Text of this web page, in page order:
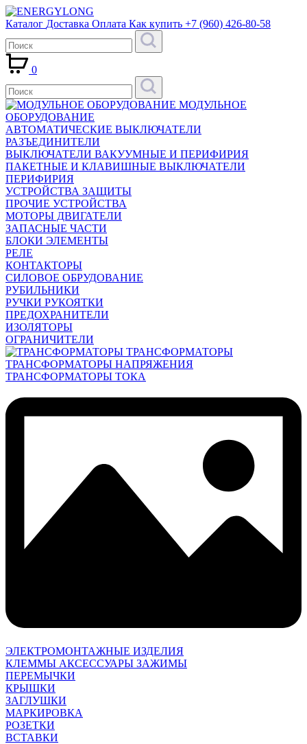
Каталог Доставка Оплата Как купить +7 (960) 426-80-58
0
МОДУЛЬНОЕ
ОБОРУДОВАНИЕ
АВТОМАТИЧЕСКИЕ ВЫКЛЮЧАТЕЛИ
РАЗЪЕДИНИТЕЛИ
ВЫКЛЮЧАТЕЛИ ВАКУУМНЫЕ И ПЕРИФИРИЯ
ПАКЕТНЫЕ И КЛАВИШНЫЕ ВЫКЛЮЧАТЕЛИ
ПЕРИФИРИЯ
УСТРОЙСТВА ЗАЩИТЫ
ПРОЧИЕ УСТРОЙСТВА
МОТОРЫ ДВИГАТЕЛИ
ЗАПАСНЫЕ ЧАСТИ
БЛОКИ ЭЛЕМЕНТЫ
РЕЛЕ
КОНТАКТОРЫ
СИЛОВОЕ ОБРУДОВАНИЕ
РУБИЛЬНИКИ
РУЧКИ РУКОЯТКИ
ПРЕДОХРАНИТЕЛИ
ИЗОЛЯТОРЫ
ОГРАНИЧИТЕЛИ
ТРАНСФОРМАТОРЫ
ТРАНСФОРМАТОРЫ НАПРЯЖЕНИЯ
ТРАНСФОРМАТОРЫ ТОКА
ЭЛЕКТРОМОНТАЖНЫЕ ИЗДЕЛИЯ
КЛЕММЫ АКСЕССУАРЫ ЗАЖИМЫ
ПЕРЕМЫЧКИ
КРЫШКИ
ЗАГЛУШКИ
МАРКИРОВКА
РОЗЕТКИ
ВСТАВКИ